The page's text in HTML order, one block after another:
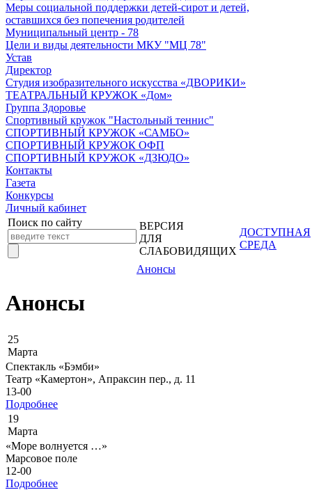
Меры социальной поддержки детей-сирот и детей,
оставшихся без попечения родителей
Муниципальный центр - 78
Цели и виды деятельности МКУ "МЦ 78"
Устав
Директор
Студия изобразительного искусства «ДВОРИКИ»
ТЕАТРАЛЬНЫЙ КРУЖОК «Дом»
Группа Здоровье
Спортивный кружок "Настольный теннис"
СПОРТИВНЫЙ КРУЖОК «САМБО»
СПОРТИВНЫЙ КРУЖОК ОФП
СПОРТИВНЫЙ КРУЖОК «ДЗЮДО»
Контакты
Газета
Конкурсы
Личный кабинет
Поиск по сайту
ВЕРСИЯ
ДЛЯ
СЛАБОВИДЯЩИХ
ДОСТУПНАЯ
СРЕДА
Анонсы
Анонсы
25
Марта
Cпектакль «Бэмби»
Театр «Камертон», Апраксин пер., д. 11
13-00
Подробнее
19
Марта
«Море волнуется …»
Марсовое поле
12-00
Подробнее